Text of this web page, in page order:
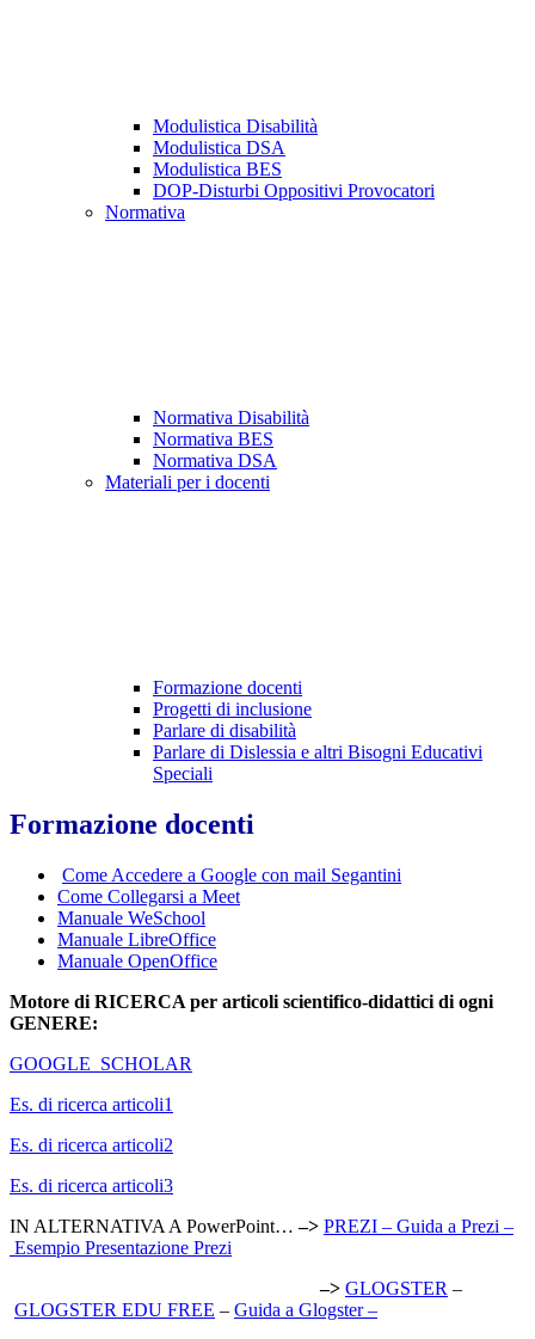
Modulistica Disabilità
Modulistica DSA
Modulistica BES
DOP-Disturbi Oppositivi Provocatori
Normativa
Normativa Disabilità
Normativa BES
Normativa DSA
Materiali per i docenti
Formazione docenti
Progetti di inclusione
Parlare di disabilità
Parlare di Dislessia e altri Bisogni Educativi
Speciali
Formazione docenti
Come Accedere a Google con mail Segantini
Come Collegarsi a Meet
Manuale WeSchool
Manuale LibreOffice
Manuale OpenOffice
Motore di RICERCA per articoli scientifico-didattici di ogni
GENERE:
GOOGLE SCHOLAR
Es. di ricerca articoli1
Es. di ricerca articoli2
Es. di ricerca articoli3
IN ALTERNATIVA A PowerPoint… –> PREZI – Guida a Prezi –
Esempio Presentazione Prezi
–> GLOGSTER –
GLOGSTER EDU FREE – Guida a Glogster –